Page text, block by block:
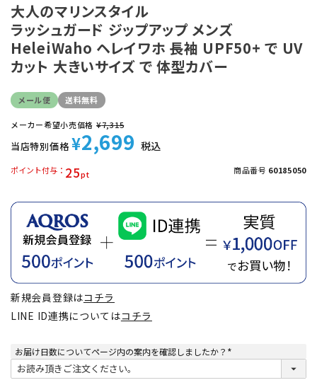
大人のマリンスタイル
ラッシュガード ジップアップ メンズ
HeleiWaho ヘレイワホ 長袖 UPF50+ で UV
カット 大きいサイズ で 体型カバー
メール便 送料無料
メーカー希望小売価格 ¥7,315
当店特別価格 ¥2,699 税込
25
ポイント付与 商品番号 60185050
新規会員登録はコチラ
LINE ID連携についてはコチラ
お届け日数についてページ内の案内を確認しましたか？
(
須